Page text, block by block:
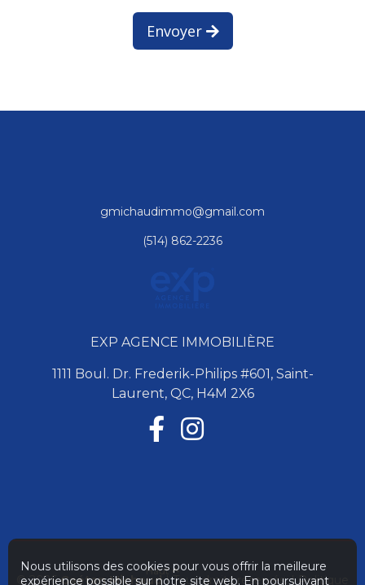
Envoyer
Nous utilisons des cookies pour vous offrir la meilleure
expérience possible sur notre site web. En poursuivant
gmichaudimmo@gmail.com
(514) 862-2236
EXP AGENCE IMMOBILIÈRE
1111 Boul. Dr. Frederik-Philips #601, Saint-
Laurent, QC, H4M 2X6
© 2026Gaétan Michaud| Tous droits réservés. |Politique
Haut